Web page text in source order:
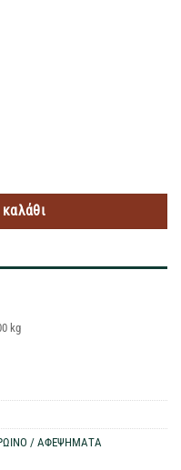
C ΧΩΡΙΣ ΖΑΧΑΡΗ 280GR
kg
/ ΑΦΕΨΗΜΑΤΑ